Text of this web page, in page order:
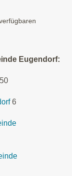
Eugendorf:
50
6